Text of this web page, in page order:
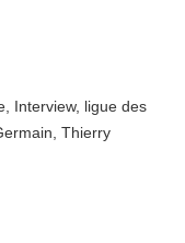
Interview, ligue des
Thierry